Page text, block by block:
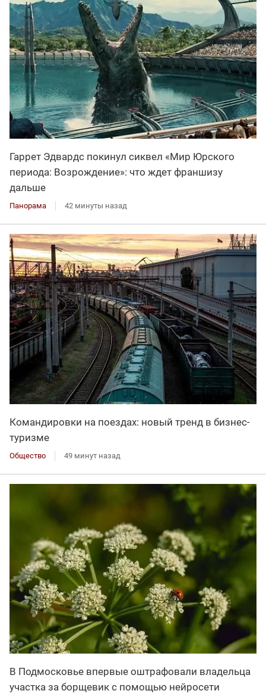
Гаррет Эдвардс покинул сиквел «Мир Юрского
периода: Возрождение»: что ждет франшизу
дальше
Панорама 42 минуты назад
Командировки на поездах: новый тренд в бизнес-
туризме
Общество 49 минут назад
В Подмосковье впервые оштрафовали владельца
участка за борщевик с помощью нейросети